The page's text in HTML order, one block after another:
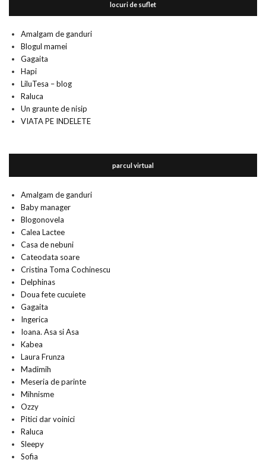
locuri de suflet
Amalgam de ganduri
Blogul mamei
Gagaita
Hapi
LiluTesa – blog
Raluca
Un graunte de nisip
VIATA PE INDELETE
parcul virtual
Amalgam de ganduri
Baby manager
Blogonovela
Calea Lactee
Casa de nebuni
Cateodata soare
Cristina Toma Cochinescu
Delphinas
Doua fete cucuiete
Gagaita
Ingerica
Ioana. Asa si Asa
Kabea
Laura Frunza
Madimih
Meseria de parinte
Mihnisme
Ozzy
Pitici dar voinici
Raluca
Sleepy
Sofia